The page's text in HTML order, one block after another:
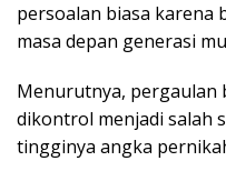
persoalan biasa karena
masa depan generasi
Menurutnya, pergaulan
dikontrol menjadi salah
tingginya angka